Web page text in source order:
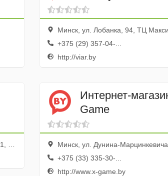
Минск, ул. Лобанка, 94, ТЦ Максимус,
+375 (29) 357-04-...
http://viar.by
Интернет-
Game
Минск, ул. Дунина-
+375 (33) 335-30-...
http://www.x-game.by